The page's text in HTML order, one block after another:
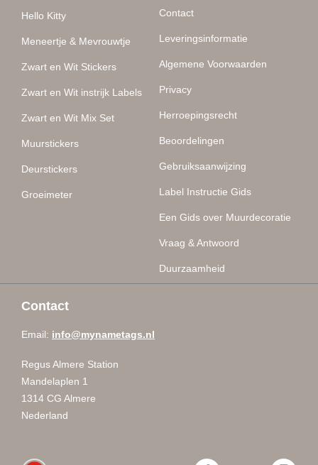
Hello Kitty
Meneertje & Mevrouwtje
Zwart en Wit Stickers
Zwart en Wit instrijk Labels
Zwart en Wit Mix Set
Muurstickers
Deurstickers
Groeimeter
Contact
Leveringsinformatie
Algemene Voorwaarden
Privacy
Herroepingsrecht
Beoordelingen
Gebruiksaanwijzing
Label Instructie Gids
Een Gids over Muurdecoratie
Vraag & Antwoord
Duurzaamheid
Contact
Email: info@mynametags.nl
Regus Almere Station
Mandelaplen 1
1314 CG Almere
Nederland